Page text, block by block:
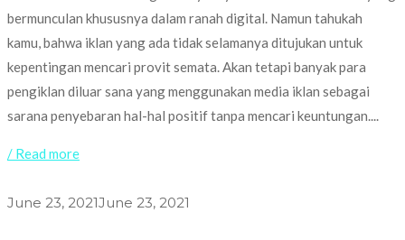
bermunculan khususnya dalam ranah digital. Namun tahukah
kamu, bahwa iklan yang ada tidak selamanya ditujukan untuk
kepentingan mencari provit semata. Akan tetapi banyak para
pengiklan diluar sana yang menggunakan media iklan sebagai
sarana penyebaran hal-hal positif tanpa mencari keuntungan....
/ Read more
June 23, 2021June 23, 2021